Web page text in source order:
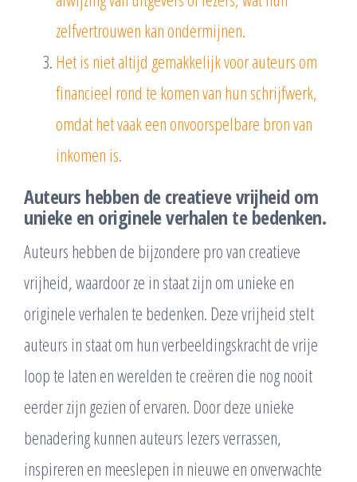
zelfvertrouwen kan ondermijnen.
Het is niet altijd gemakkelijk voor auteurs om
financieel rond te komen van hun schrijfwerk,
omdat het vaak een onvoorspelbare bron van
inkomen is.
Auteurs hebben de creatieve vrijheid om
unieke en originele verhalen te bedenken.
Auteurs hebben de bijzondere pro van creatieve
vrijheid, waardoor ze in staat zijn om unieke en
originele verhalen te bedenken. Deze vrijheid stelt
auteurs in staat om hun verbeeldingskracht de vrije
loop te laten en werelden te creëren die nog nooit
eerder zijn gezien of ervaren. Door deze unieke
benadering kunnen auteurs lezers verrassen,
inspireren en meeslepen in nieuwe en onverwachte